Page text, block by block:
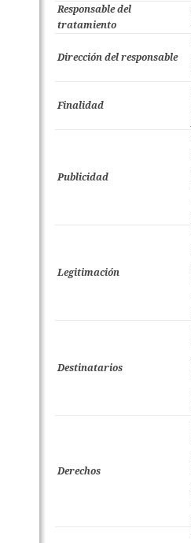
Responsable del
tratamiento
Dirección del responsable
Finalidad
Publicidad
Legitimación
Destinatarios
Derechos